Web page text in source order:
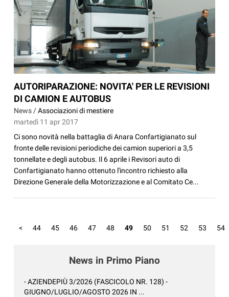
AUTORIPARAZIONE: NOVITA' PER LE REVISIONI
DI CAMION E AUTOBUS
News /Associazioni di mestiere
martedì 11 apr 2017
Ci sono novità nella battaglia di Anara Confartigianato sul
fronte delle revisioni periodiche dei camion superiori a 3,5
tonnellate e degli autobus. Il 6 aprile i Revisori auto di
Confartigianato hanno ottenuto l'incontro richiesto alla
Direzione Generale della Motorizzazione e al Comitato Ce...
< 44 45 46 47 48 49 50 51 52 53 54
News in Primo Piano
- AZIENDEPIÙ 3/2026 (FASCICOLO NR. 128) -
GIUGNO/LUGLIO/AGOSTO 2026 IN ...